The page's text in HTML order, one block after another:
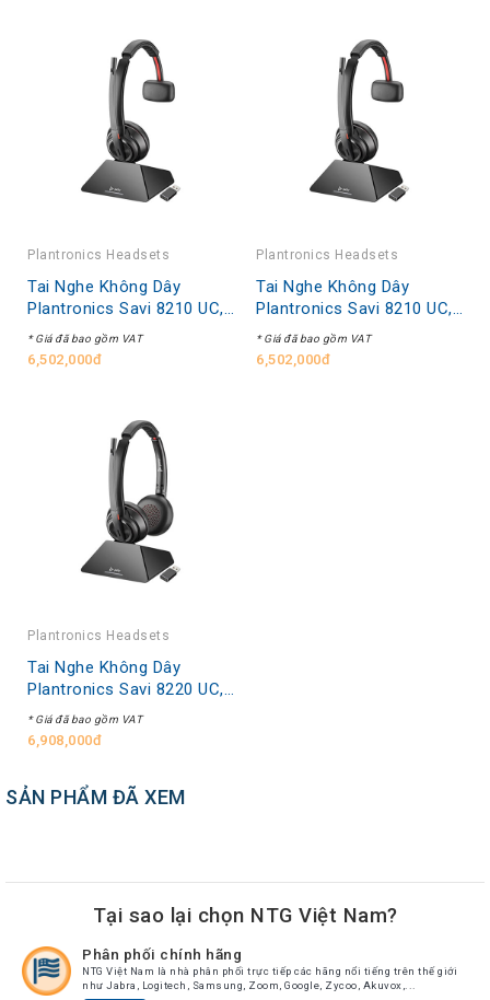
Plantronics Headsets
Tai Nghe Không Dây
Plantronics Savi 8210 UC,
S8210 C USB-A, D200
USB-A, OTH, MONO, DECT,
UK/EURO/AUS/NZ
* Giá đã bao gồm VAT
6,502,000đ
Plantronics Headsets
Tai Nghe Không Dây
Plantronics Savi 8210 UC,
S8210-M C USB-A, D200
USB-A, OTH, MONO, MSFT
CERT, DECT,
* Giá đã bao gồm VAT
6,502,000đ
Plantronics Headsets
Tai Nghe Không Dây
Plantronics Savi 8220 UC,
S8220 C, D200 USB-A,
OTH, STEREO, DECT,
UK/EURO/AUS/NZ
* Giá đã bao gồm VAT
6,908,000đ
SẢN PHẨM ĐÃ XEM
Tại sao lại chọn NTG Việt Nam?
Phân phối chính hãng
NTG Việt Nam là nhà phân phối trực tiếp các hãng nổi tiếng trên thế giới
như Jabra, Logitech, Samsung, Zoom, Google, Zycoo, Akuvox,...